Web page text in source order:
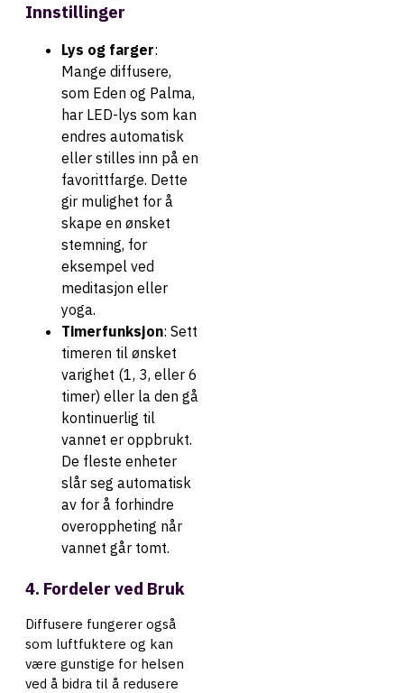
Innstillinger
Lys og farger:
Mange diffusere,
som Eden og Palma,
har LED-lys som kan
endres automatisk
eller stilles inn på en
favorittfarge. Dette
gir mulighet for å
skape en ønsket
stemning, for
eksempel ved
meditasjon eller
yoga.
Timerfunksjon: Sett
timeren til ønsket
varighet (1, 3, eller 6
timer) eller la den gå
kontinuerlig til
vannet er oppbrukt.
De fleste enheter
slår seg automatisk
av for å forhindre
overoppheting når
vannet går tomt.
4. Fordeler ved Bruk
Diffusere fungerer også
som luftfuktere og kan
være gunstige for helsen
ved å bidra til å redusere